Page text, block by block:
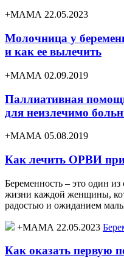
+МАМА 22.05.2023
Молочница у
и как ее вылечить
+МАМА 02.09.2019
Паллиативная
для неизлечимо
+МАМА 05.08.2019
Как лечить ОРВИ при
Беременность – это один
жизни каждой женщины,
радостью и ожиданием
+МАМА 22.05.2023
Как оказать первую